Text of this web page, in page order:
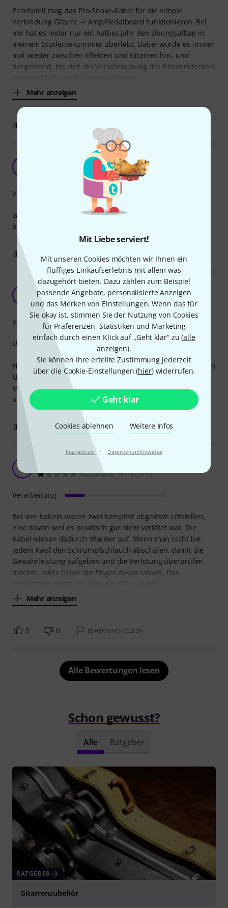
Mit Liebe serviert!
Mit unseren Cookies möchten wir Ihnen ein
fluffiges Einkaufserlebnis mit allem was
dazugehört bieten. Dazu zählen zum Beispiel
passende Angebote, personalisierte Anzeigen
und das Merken von Einstellungen. Wenn das für
Sie okay ist, stimmen Sie der Nutzung von Cookies
für Präferenzen, Statistiken und Marketing
einfach durch einen Klick auf „Geht klar“ zu (alle
anzeigen).
Sie können Ihre erteilte Zustimmung jederzeit
über die Cookie-Einstellungen (hier) widerrufen.
Geht klar
Cookies ablehnen Weitere Infos
Impressum · Datenschutzhinweise
Prinzipiell mag das Pro-Snake-Kabel für die simple
Verbindung Gitarre -> Amp/Pedalboard funktionieren. Bei
mir hat es leider nur ein halbes Jahr den Übungsalltag in
meinem Studentenzimmer überlebt. Dabei wurde es immer
mal wieder zwischen Effekten und Gitarren hin- und
hergesteckt, bis sich die Verschraubung des Klinkensteckers
Mehr anzeigen
mrtop 14.02.2022
Gute Verarbeitung, tut was es soll. Es gibt nichts zu
bemängeln!
Verarbeitung
Top Preisleistung!!
lopresti_enzo 29.03.2023
Unterbewertetes Allround-Reverb Pedal.
Hat sehr viele Funktionen und einen sehr qualitativ schönen
klang.
Man kann sehr viel einstellen und das alles für einen
überschaubaren Preis. Ist weiterzuempfehlen!
Verarbeitung
1 BEWERTUNG MELDEN
N Mangelhafte Verlötung
Nadadada 16.10.2019
Bei vier Kabeln waren zwei komplett abgelöste Lötstellen,
eine davon weil es praktisch gar nicht verlötet war. Die
Kabel wiesen dadurch Wackler auf. Wenn man nicht bei
jedem Kauf den Schrumpfschlauch abschälen, damit die
Gewährleistung aufgeben und die Verlötung überprüfen
möchte, sollte lieber die Finger davon lassen. Das
Mehr anzeigen
Verarbeitung
0 0 BEWERTUNG MELDEN
Alle Bewertungen lesen
Schon gewusst?
Alle Ratgeber
RATGEBER
Gitarrenzubehör